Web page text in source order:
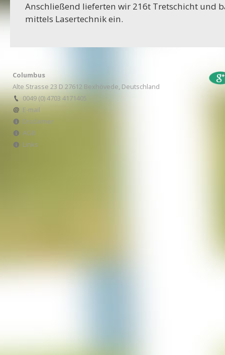
09-10-2023
Projekt Egestorf
17-08-2023
Projekt Korea
29-06-2023
Projekt Italien
Projekt Perl Borg
Anschließend lieferten wir 216t Tretschicht und
mittels Lasertechnik ein.
Columbus
Alte Strasse 23 D 27612 Bexhövede, Deutschland
0049 (0) 4703 4171405
E-mail
Disclaimer
AGB
Links